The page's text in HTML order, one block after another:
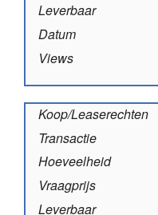
Leverbaar
Datum
Views
Koop/Leaserechten
Transactie
Hoeveelheid
Vraagprijs
Leverbaar